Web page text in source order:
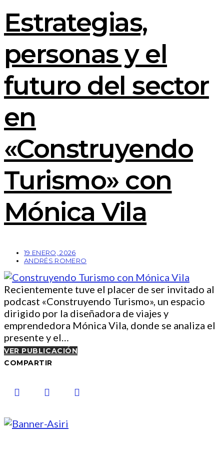
Estrategias,
personas y el
futuro del sector
en
«Construyendo
Turismo» con
Mónica Vila
19 ENERO, 2026
ANDRÉS ROMERO
Recientemente tuve el placer de ser invitado al
podcast «Construyendo Turismo», un espacio
dirigido por la diseñadora de viajes y
emprendedora Mónica Vila, donde se analiza el
presente y el…
VER PUBLICACIÓN
COMPARTIR